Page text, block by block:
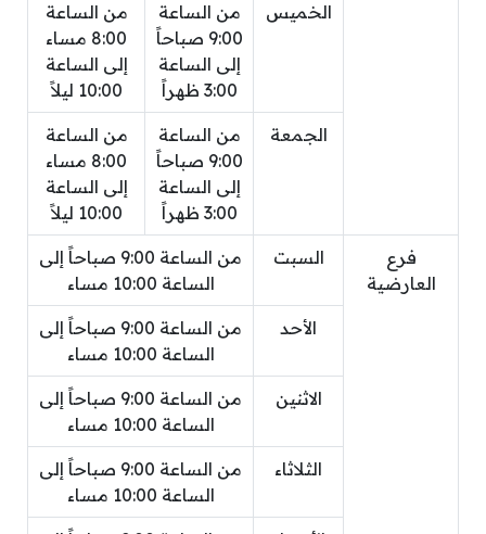
الخميس
من الساعة
9:00 صباحاً
إلى الساعة
3:00 ظهراً
من الساعة
8:00 مساء
إلى الساعة
10:00 ليلاً
الجمعة
من الساعة
9:00 صباحاً
إلى الساعة
3:00 ظهراً
من الساعة
8:00 مساء
إلى الساعة
10:00 ليلاً
فرع
العارضية
السبت
من الساعة 9:00 صباحاً إلى
الساعة 10:00 مساء
الأحد
من الساعة 9:00 صباحاً إلى
الساعة 10:00 مساء
الاثنين
من الساعة 9:00 صباحاً إلى
الساعة 10:00 مساء
الثلاثاء
من الساعة 9:00 صباحاً إلى
الساعة 10:00 مساء